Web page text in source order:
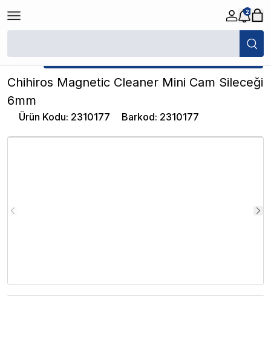
2
/ Chihiros Magnetic Cleaner Mini Cam Sileceği
★ Atakan Petshop, Chihiros yetkili satıcısıdır.
Chihiros Magnetic Cleaner Mini Cam Sileceği
6mm
Ürün Kodu: 2310177 Barkod: 2310177